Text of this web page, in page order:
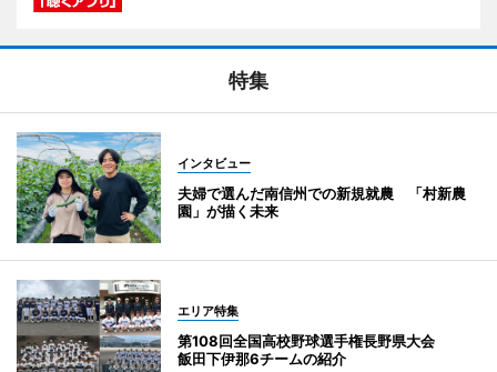
特集
インタビュー
夫婦で選んだ南信州での新規就農 「村新農
園」が描く未来
エリア特集
第108回全国高校野球選手権長野県大会
飯田下伊那6チームの紹介